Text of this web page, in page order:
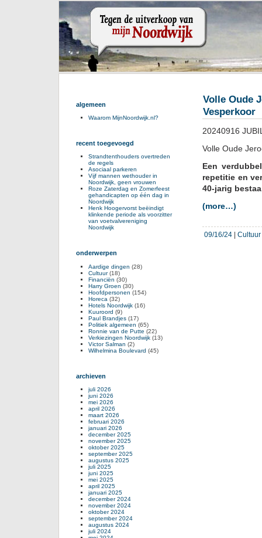
Volle Oude
Vesperkoor
20240916
Volle Oude
Een
repetitie en
40-jarig
(more…)
09/16/24 Cultuur
algemeen
Waarom MijnNoordwijk.nl?
recent toegevoegd
Strandtenthouders overtreden
de regels
Asociaal parkeren
Vijf mannen wethouder in
Noordwijk, geen vrouwen
Roze Zaterdag en Zomerfeest
gehandicapten op één dag in
Noordwijk
Henk Hoogervorst beëindigt
klinkende periode als voorzitter
van voetvalvereniging
Noordwijk
onderwerpen
Aardige dingen (28)
Cultuur(18)
Financiën (30)
Harry Groen (30)
Hoofdpersonen (154)
Horeca (32)
Hotels Noordwijk (16)
Kuuroord (9)
Paul Brandjes (17)
Politiek algemeen (65)
Ronnie van de Putte (22)
Verkiezingen Noordwijk (13)
Victor Salman (2)
Wilhelmina Boulevard (45)
archieven
juli 2026
juni 2026
mei 2026
april 2026
maart 2026
februari 2026
januari 2026
december 2025
november 2025
oktober 2025
september 2025
augustus 2025
juli 2025
juni 2025
mei 2025
april 2025
januari 2025
december 2024
november 2024
oktober 2024
september 2024
augustus 2024
juli 2024